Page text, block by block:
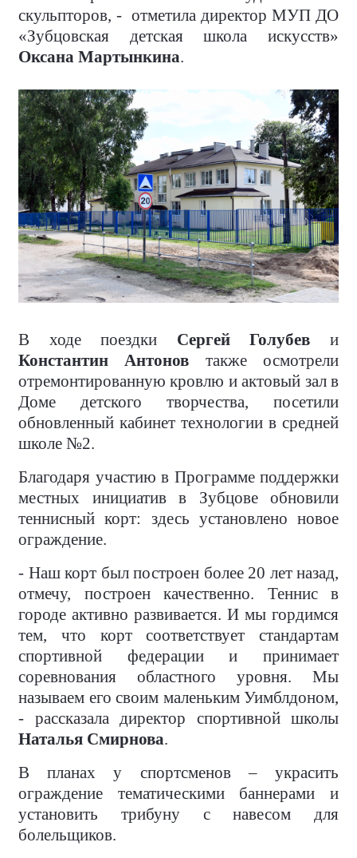
скульпторов, - отметила директор МУП ДО
«Зубцовская детская школа искусств»
Оксана Мартынкина.
В ходе поездки Сергей Голубев и
Константин Антонов также осмотрели
отремонтированную кровлю и актовый зал в
Доме детского творчества, посетили
обновленный кабинет технологии в средней
школе №2.
Благодаря участию в Программе поддержки
местных инициатив в Зубцове обновили
теннисный корт: здесь установлено новое
ограждение.
- Наш корт был построен более 20 лет назад,
отмечу, построен качественно. Теннис в
городе активно развивается. И мы гордимся
тем, что корт соответствует стандартам
спортивной федерации и принимает
соревнования областного уровня. Мы
называем его своим маленьким Уимблдоном,
- рассказала директор спортивной школы
Наталья Смирнова.
В планах у спортсменов – украсить
ограждение тематическими баннерами и
установить трибуну с навесом для
болельщиков.